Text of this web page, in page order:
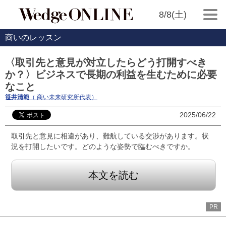
8/8(土)
商いのレッスン
〈取引先と意見が対立したらどう打開すべき
か？〉ビジネスで長期の利益を生むために必要
なこと
笹井清範 （ 商い未来研究所代表）
2025/06/22
取引先と意見に相違があり、難航している交渉があります。状
況を打開したいです。どのような姿勢で臨むべきですか。
本文を読む
PR